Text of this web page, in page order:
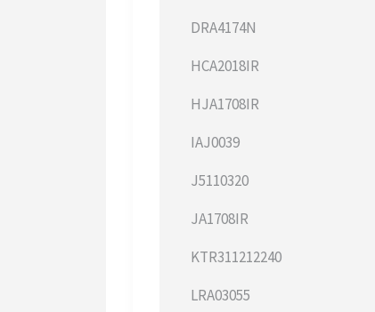
DRA4174N
HCA2018IR
HJA1708IR
IAJ0039
J5110320
JA1708IR
KTR311212240
LRA03055